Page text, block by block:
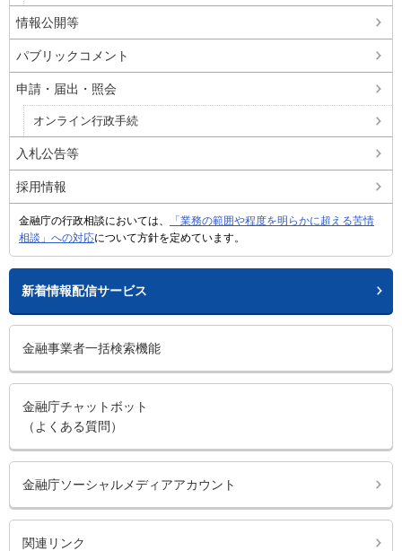
情報公開等
パブリックコメント
申請・届出・照会
オンライン行政手続
入札公告等
採用情報
金融庁の行政相談においては、
「業務の範囲や程度を明らかに超える苦情
相談」への対応について方針を定めています。
新着情報配信サービス
金融事業者一括検索機能
金融庁チャットボット
（よくある質問）
金融庁ソーシャルメディアアカウント
関連リンク